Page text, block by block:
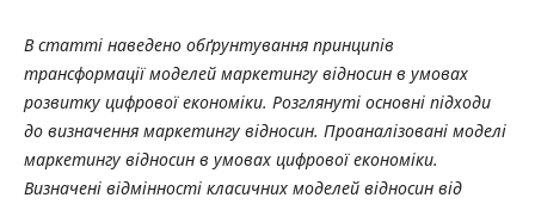
В статті наведено обґрунтування принципів
трансформації моделей маркетингу відносин в умовах
розвитку цифрової економіки. Розглянуті основні підходи
до визначення маркетингу відносин. Проаналізовані моделі
маркетингу відносин в умовах цифрової економіки.
Визначені відмінності класичних моделей відносин від